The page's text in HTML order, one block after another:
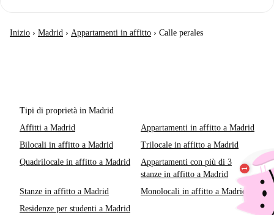
Inizio › Madrid › Appartamenti in affitto › Calle perales
Tipi di proprietà in Madrid
Affitti a Madrid
Appartamenti in affitto a Madrid
Bilocali in affitto a Madrid
Trilocale in affitto a Madrid
Quadrilocale in affitto a Madrid
Appartamenti con più di 3
stanze in affitto a Madrid
Stanze in affitto a Madrid
Monolocali in affitto a Madrid
Residenze per studenti a Madrid